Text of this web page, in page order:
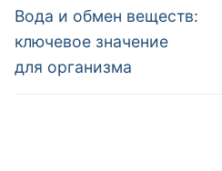
по
записям
Предыдущая
запись:
Вода и обмен веществ:
ключевое значение
для организма